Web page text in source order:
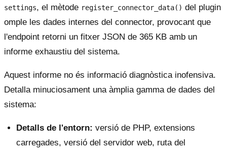
settings, el mètode register_connector_data() del plugin
omple les dades internes del connector, provocant que
l'endpoint retorni un fitxer JSON de 365 KB amb un
informe exhaustiu del sistema.
Aquest informe no és informació diagnòstica inofensiva.
Detalla minuciosament una àmplia gamma de dades del
sistema:
Detalls de l'entorn: versió de PHP, extensions
carregades, versió del servidor web, ruta del